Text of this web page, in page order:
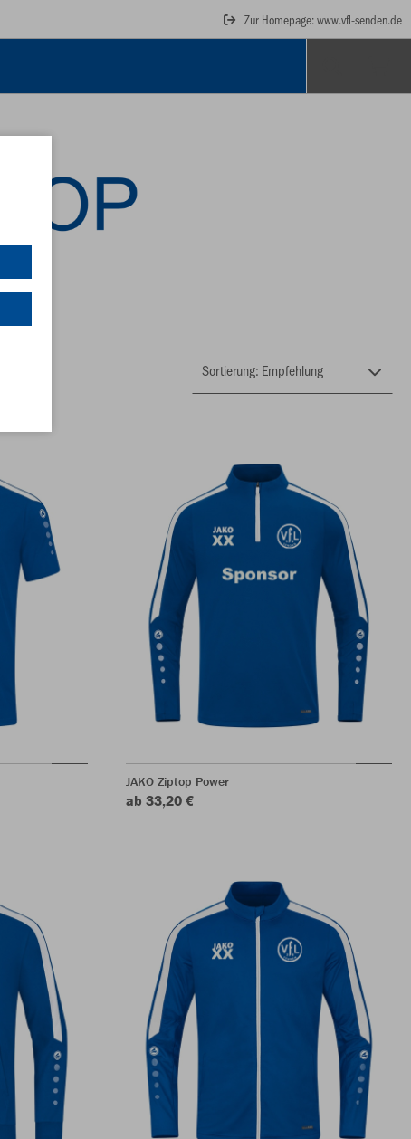
Zur Homepage: www.vfl-senden.de
JAKO Ziptop Power
ab 33,20 €